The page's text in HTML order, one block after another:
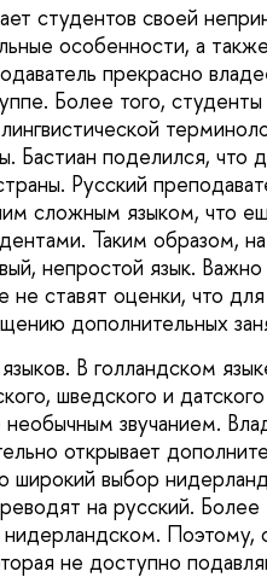
студентов своей
особенности, а
прекрасно
Более того, студенты
Бастиан поделился, что
Русский
сложным языком, что
Таким образом,
непростой язык.
ставят оценки, что
дополнительных
В голландском
шведского и
звучанием.
открывает
выбор
на русский. Более
Поэтому,
не доступно